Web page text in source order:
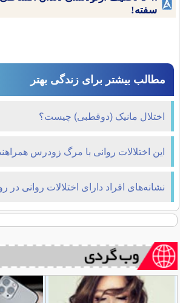
سفته!
مطالب بیشتر برای زندگی بهتر
اختلال مانیک (دوقطبی) چیست؟
این اختلالات روانی با مرگ زودرس
نشانه‌های افراد دارای اختلالات روانی در